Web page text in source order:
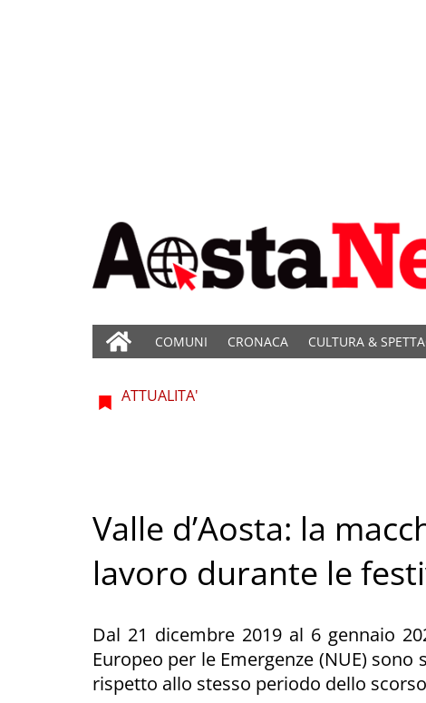
COMUNI CRONACA CULTURA &
ATTUALITA'
Valle d’Aosta: la
lavoro durante le
Dal 21 dicembre 2019 al 6 gennaio
Europeo per le Emergenze (NUE)
rispetto allo stesso periodo dello